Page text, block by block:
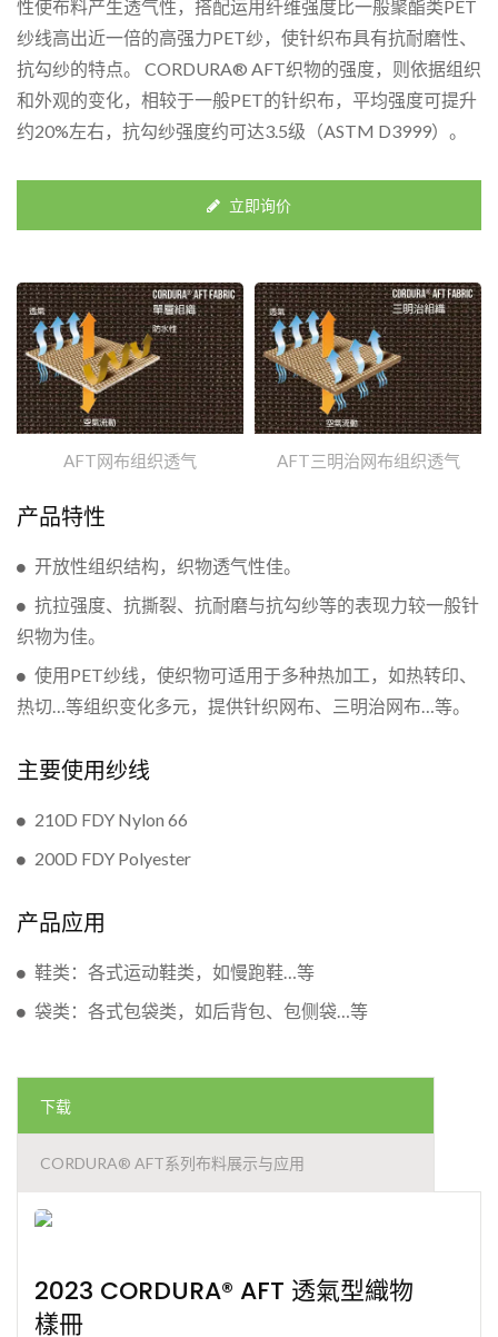
性使布料产生透气性，搭配运用纤维强度比一般聚酯类PET
纱线高出近一倍的高强力PET纱，使针织布具有抗耐磨性、
抗勾纱的特点。 CORDURA® AFT织物的强度，则依据组织
和外观的变化，相较于一般PET的针织布，平均强度可提升
约20%左右，抗勾纱强度约可达3.5级（ASTM D3999）。
立即询价
AFT网布组织透气 AFT三明治网布组织透气
产品特性
开放性组织结构，织物透气性佳。
抗拉强度、抗撕裂、抗耐磨与抗勾纱等的表现力较一般针
织物为佳。
使用PET纱线，使织物可适用于多种热加工，如热转印、
热切…等组织变化多元，提供针织网布、三明治网布…等。
主要使用纱线
210D FDY Nylon 66
200D FDY Polyester
产品应用
鞋类：各式运动鞋类，如慢跑鞋…等
袋类：各式包袋类，如后背包、包侧袋…等
下载
CORDURA® AFT系列布料展示与应用
2023 CORDURA® AFT 透氣型織物
樣冊